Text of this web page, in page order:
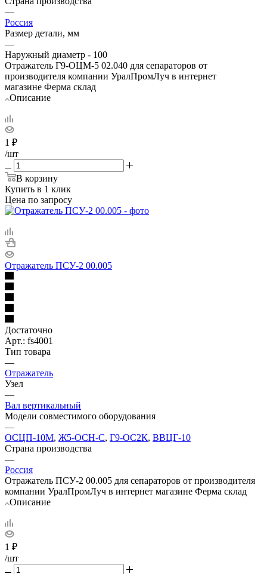
—
Россия
Размер детали, мм
—
Наружный диаметр - 100
Отражатель Г9-ОЦМ-5 02.040 для сепараторов от
производителя компании УралПромЛуч в интернет
магазине Ферма склад
Описание
1 ₽
/шт
В корзину
Купить в 1 клик
Цена по запросу
Отражатель ПСУ-2 00.005
Достаточно
Арт.: fs4001
Тип товара
—
Отражатель
Узел
—
Вал вертикальный
Модели совместимого оборудования
—
ОСЦП-10М, Ж5-ОСН-С, Г9-ОС2К, ВВЦГ-10
Страна производства
—
Россия
Отражатель ПСУ-2 00.005 для сепараторов от производителя
компании УралПромЛуч в интернет магазине Ферма склад
Описание
1 ₽
/шт